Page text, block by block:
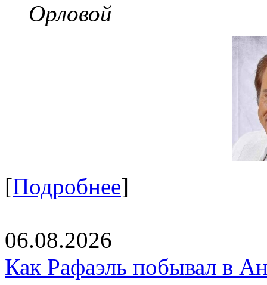
Орловой
[Подробнее]
06.08.2026
Как Рафаэль побывал в